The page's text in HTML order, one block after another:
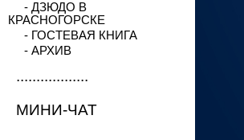
- ДЗЮДО В
КРАСНОГОРСКЕ
- ГОСТЕВАЯ КНИГА
- АРХИВ
..................
МИНИ-ЧАТ